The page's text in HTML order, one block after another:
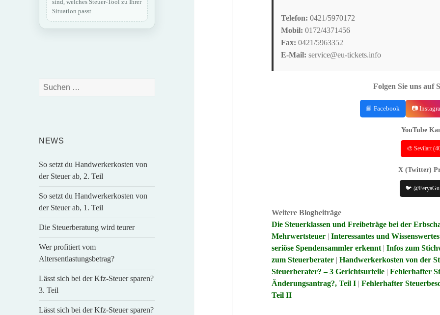
sind, welches Steuer-Tool zu Ihrer
Situation passt.
Suchen
NEWS
So setzt du Handwerkerkosten von
der Steuer ab, 2. Teil
So setzt du Handwerkerkosten von
der Steuer ab, 1. Teil
Die Steuerberatung wird teurer
Wer profitiert vom
Altersentlastungsbetrag?
Lässt sich bei der Kfz-Steuer sparen?
3. Teil
Lässt sich bei der Kfz-Steuer sparen?
Telefon: 0421/5970172
Mobil: 0172/4371456
Fax: 0421/5963352
E-Mail: service@eu-tickets.info
Folgen Sie uns auf
📘 Facebook 📷
YouTube
🎨 Sevilart
X (Twitter)
🐦
Weitere Blogbeiträge
Die Steuerklassen und Freibeträge bei der
Mehrwertsteuer |Interessantes und
seriöse Spendensammler erkennt|Infos zum
zum Steuerberater |Handwerkerkosten von der
Steuerberater? – 3 Gerichtsurteile |Fehlerhafter
Änderungsantrag?, Teil I |Fehlerhafter
Teil II